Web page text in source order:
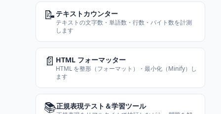
📝 テキストカウンター
テキストの文字数・単語数・行数・バイト数を計測
します
📄 HTML フォーマッター
HTML を整形（フォーマット）・最小化（Minify）し
ます
📚正規表現テスト＆学習ツール